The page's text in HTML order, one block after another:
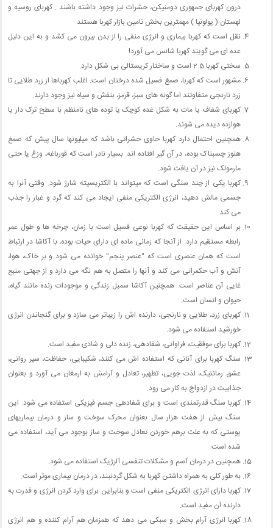
درون کهربای جمهوری دومنیکن، حشرات نیز وجود داشته باشند . کهربای روسیه و
لهستان ( پولونیا ) مهمترین بخش تامین بازار کهربا هستند
نقل است که کهربا بیماری و انرژی منفی را از بدن بیرون می کشد و به این دلیل
عده ای می گویند کهربا شانس می آورد!
سختی کهربا 2.5 است و ساختار کریستالی بی شکل دارد.
مشهور است که کهربا، صمغ فسیل شده درختان است. اغلب کهرباها از زرد طلایی تا
زرد نارنجی متفاوتند اما گونه های سبز، قرمز، بنفش و سیاه نیز وجود دارند.
کهربای شفاف یا مات به شکل غده کوچک یا توده های نامنظم با سطح ترک دار یا
هوازده دیده می شوند.
همچنین احتمال دارد کهربا حاوی حشراتی باشد که میلیونها سال پیش که صمغ
هنوز چسبناک بوده، در آن گیر افتاده اند. بسیار نادر است که قورباغه، وزغ یا حتی
مارمولک نیز در آن یافت شود.
کهربا یکی از چند سنگی است که میتواند با الکتریسیته شارژ شود. وقتی آنرا به
جسمی مالش دهید، انرژی الکتریکی منفی ایجاد می کند که گرد و غبار را جذب
می کند
بر اساس این حقیقت که کهربا نوعی فسیل است با زمان، چرخه ها و طول عمر
رابطه مستقیم دارد. از آنجا که زمانی ماده ای دارای حیات بوده، با آکاشا در ارتباط
است که همان عنصری است که "عنصر پنجم" خوانده می شود و بر خاک، هوا،
آتش و آب حکمرانی می کند و آنها را متصل به هم نگه می دارد و از جهتی منبع
غایی آن عناصر است. همچنین آکاشا سمبل زندگی و موجودات زنده مانند گیاه،
حیوان و انسان است.
کهربای زرد، طلایی و نارنجی، دارنده اش را زیباتر می سازد و برای گنجاندن انرژی
خورشید استفاده می شود.
کهربا برای موفقیت، فراوانی، شفادهی، زنده دلی و شادی مفید است.
سنگ کهربا برای آنانی که استفاده اش می کنند، شکیبایی، حفاظت، سپر روانی،
عشق رمانتیک، لذت جویی، تطهیر، تعادل و آرامش به ارمغان می آورد و بعنوان
جذابیت در ازدواج به کار می رود.
کهربا سنگ قدرتمندی است و برای شفادهی جسم فیزیکی استفاده می شود. این
سنگ بیش از هفت هزار سال بعنوان محرک سوخت و ساز و درمان بیماریهای
پوستی که به علت برهم خوردن تعادل سوخت و ساز بوجود می آید، استفاده می
شده است.
همچنین در درمان آسم و مشکلات تنفسی آلرژیک استفاده می شود.
به طور کلی به همراه داشتن کهربا به شکل گردنبند، در درمان بیماری موثر است.
کهربا دارای انرژی الکتریکی منفی است و بنابراین برای وارد کردن انرژی و قدرت به
دارنده آن مفید است.
کهربا انرژی آرام بخش و سبکی می دهد که همزمان هم آرام کننده و هم انرژی